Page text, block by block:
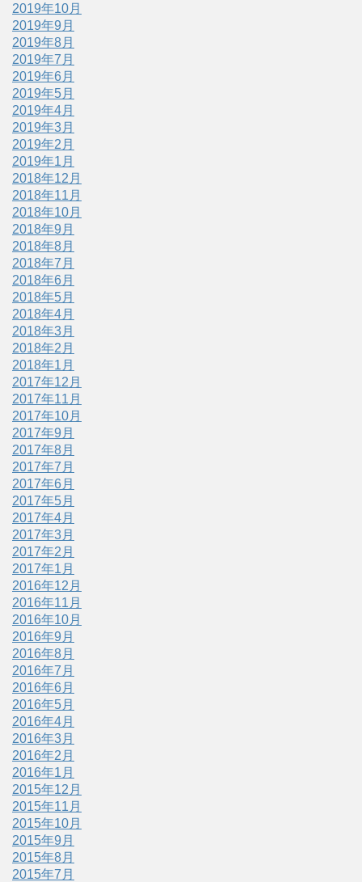
2019年10月
2019年9月
2019年8月
2019年7月
2019年6月
2019年5月
2019年4月
2019年3月
2019年2月
2019年1月
2018年12月
2018年11月
2018年10月
2018年9月
2018年8月
2018年7月
2018年6月
2018年5月
2018年4月
2018年3月
2018年2月
2018年1月
2017年12月
2017年11月
2017年10月
2017年9月
2017年8月
2017年7月
2017年6月
2017年5月
2017年4月
2017年3月
2017年2月
2017年1月
2016年12月
2016年11月
2016年10月
2016年9月
2016年8月
2016年7月
2016年6月
2016年5月
2016年4月
2016年3月
2016年2月
2016年1月
2015年12月
2015年11月
2015年10月
2015年9月
2015年8月
2015年7月